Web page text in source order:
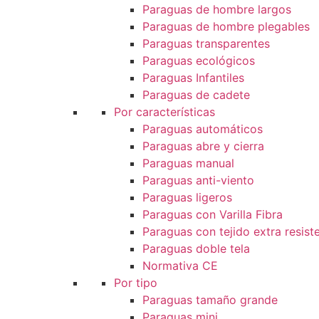
Paraguas de hombre largos
Paraguas de hombre plegables
Paraguas transparentes
Paraguas ecológicos
Paraguas Infantiles
Paraguas de cadete
Por características
Paraguas automáticos
Paraguas abre y cierra
Paraguas manual
Paraguas anti-viento
Paraguas ligeros
Paraguas con Varilla Fibra
Paraguas con tejido extra
Paraguas doble tela
Normativa CE
Por tipo
Paraguas tamaño grande